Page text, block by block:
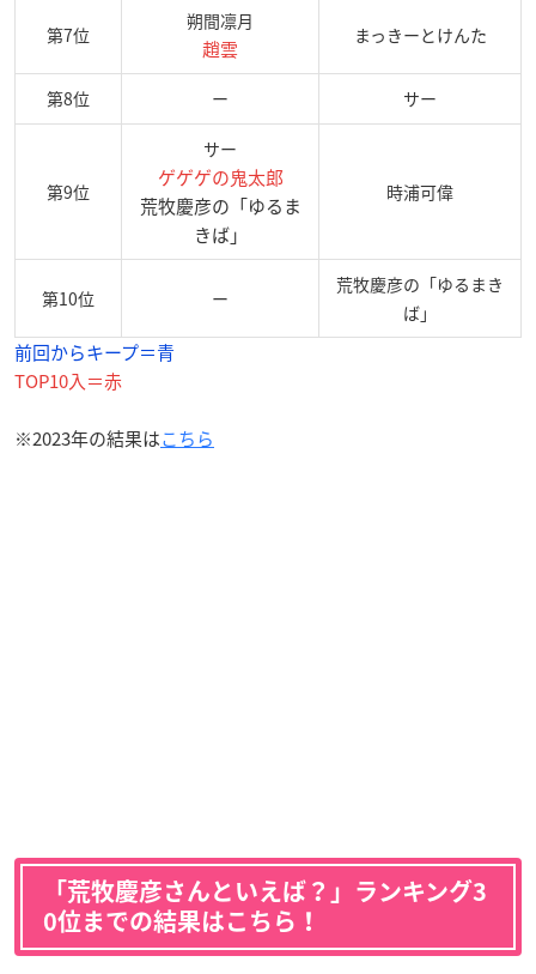
第7位
朔間凛月
趙雲
まっきーとけんた
第8位 ー サー
第9位
サー
ゲゲゲの鬼太郎
荒牧慶彦の「ゆるま
きば」
時浦可偉
第10位 ー
荒牧慶彦の「ゆるまき
ば」
前回からキープ＝青
TOP10入＝赤
※2023年の結果はこちら
「荒牧慶彦さんといえば？」ランキング3
0位までの結果はこちら！